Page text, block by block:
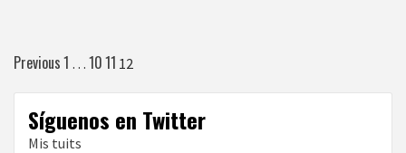
Paginación
de
entradas
Previous1 … 1011 12
Síguenos en Twitter
Mis tuits